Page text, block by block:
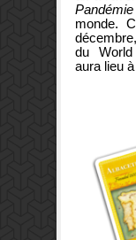
Pandémie
monde.
du
aura lieu